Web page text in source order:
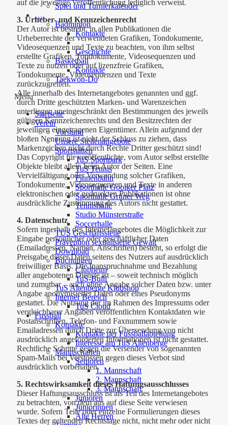
Spiel und Turnierkalender
…
Badminton
Kontakte
Geschichte
Basketball
Kontakte
Taekwon-Do
Menu
Startseite
Verein
Vorstand
Unsere Stellenangebote
Sportstätten
TuS Sportpark
TuS Tennis
Finnenbahn
Sporthalle Gooiker Platz
Sporthalle Grüner Weg
Tennishalle
Studio Münsterstraße
Soccerhalle
TUS Geschäftsstelle
Prävention sexualisierte Gewalt
Download
Buchungen
Clubheim
TuS-Bulli
TuS Altenberge Klubshop
Interner Bereich
TuS Cloud
Fussball
Kontakte
Kontakte der Fussballabteilung
Interesse am TuS Altenberge
Mannschaften
Senioren
1. Mannschaft
2. Mannschaft
3. Mannschaft
Junioren
Juniorinnen
Alte Herren
auf die jeweilige Veröffentlichung lediglich verweist.
3. Urheber- und Kennzeichenrecht
Der Autor ist bestrebt, in allen Publikationen die
Urheberrechte der verwendeten Grafiken, Tondokumente,
Videosequenzen und Texte zu beachten, von ihm selbst
erstellte Grafiken, Tondokumente, Videosequenzen und
Texte zu nutzen oder auf lizenzfreie Grafiken,
Tondokumente, Videosequenzen und Texte
zurückzugreifen.
Alle innerhalb des Internetangebotes genannten und ggf.
durch Dritte geschützten Marken- und Warenzeichen
unterliegen uneingeschränkt den Bestimmungen des jeweils
gültigen Kennzeichenrechts und den Besitzrechten der
jeweiligen eingetragenen Eigentümer. Allein aufgrund der
bloßen Nennung ist nicht der Schluss zu ziehen, dass
Markenzeichen nicht durch Rechte Dritter geschützt sind!
Das Copyright für veröffentlichte, vom Autor selbst erstellte
Objekte bleibt allein beim Autor der Seiten. Eine
Vervielfältigung oder Verwendung solcher Grafiken,
Tondokumente, Videosequenzen und Texte in anderen
elektronischen oder gedruckten Publikationen ist ohne
ausdrückliche Zustimmung des Autors nicht gestattet.
4. Datenschutz
Sofern innerhalb des Internetangebotes die Möglichkeit zur
Eingabe persönlicher oder geschäftlicher Daten
(Emailadressen, Namen, Anschriften) besteht, so erfolgt die
Preisgabe dieser Daten seitens des Nutzers auf ausdrücklich
freiwilliger Basis. Die Inanspruchnahme und Bezahlung
aller angebotenen Dienste ist – soweit technisch möglich
und zumutbar – auch ohne Angabe solcher Daten bzw. unter
Angabe anonymisierter Daten oder eines Pseudonyms
gestattet. Die Nutzung der im Rahmen des Impressums oder
vergleichbarer Angaben veröffentlichten Kontaktdaten wie
Postanschriften, Telefon- und Faxnummern sowie
Emailadressen durch Dritte zur Übersendung von nicht
ausdrücklich angeforderten Informationen ist nicht gestattet.
Rechtliche Schritte gegen die Versender von sogenannten
Spam-Mails bei Verstössen gegen dieses Verbot sind
ausdrücklich vorbehalten.
5. Rechtswirksamkeit dieses Haftungsausschlusses
Dieser Haftungsausschluss ist als Teil des Internetangebotes
zu betrachten, von dem aus auf diese Seite verwiesen
wurde. Sofern Teile oder einzelne Formulierungen dieses
Textes der geltenden Rechtslage nicht, nicht mehr oder nicht